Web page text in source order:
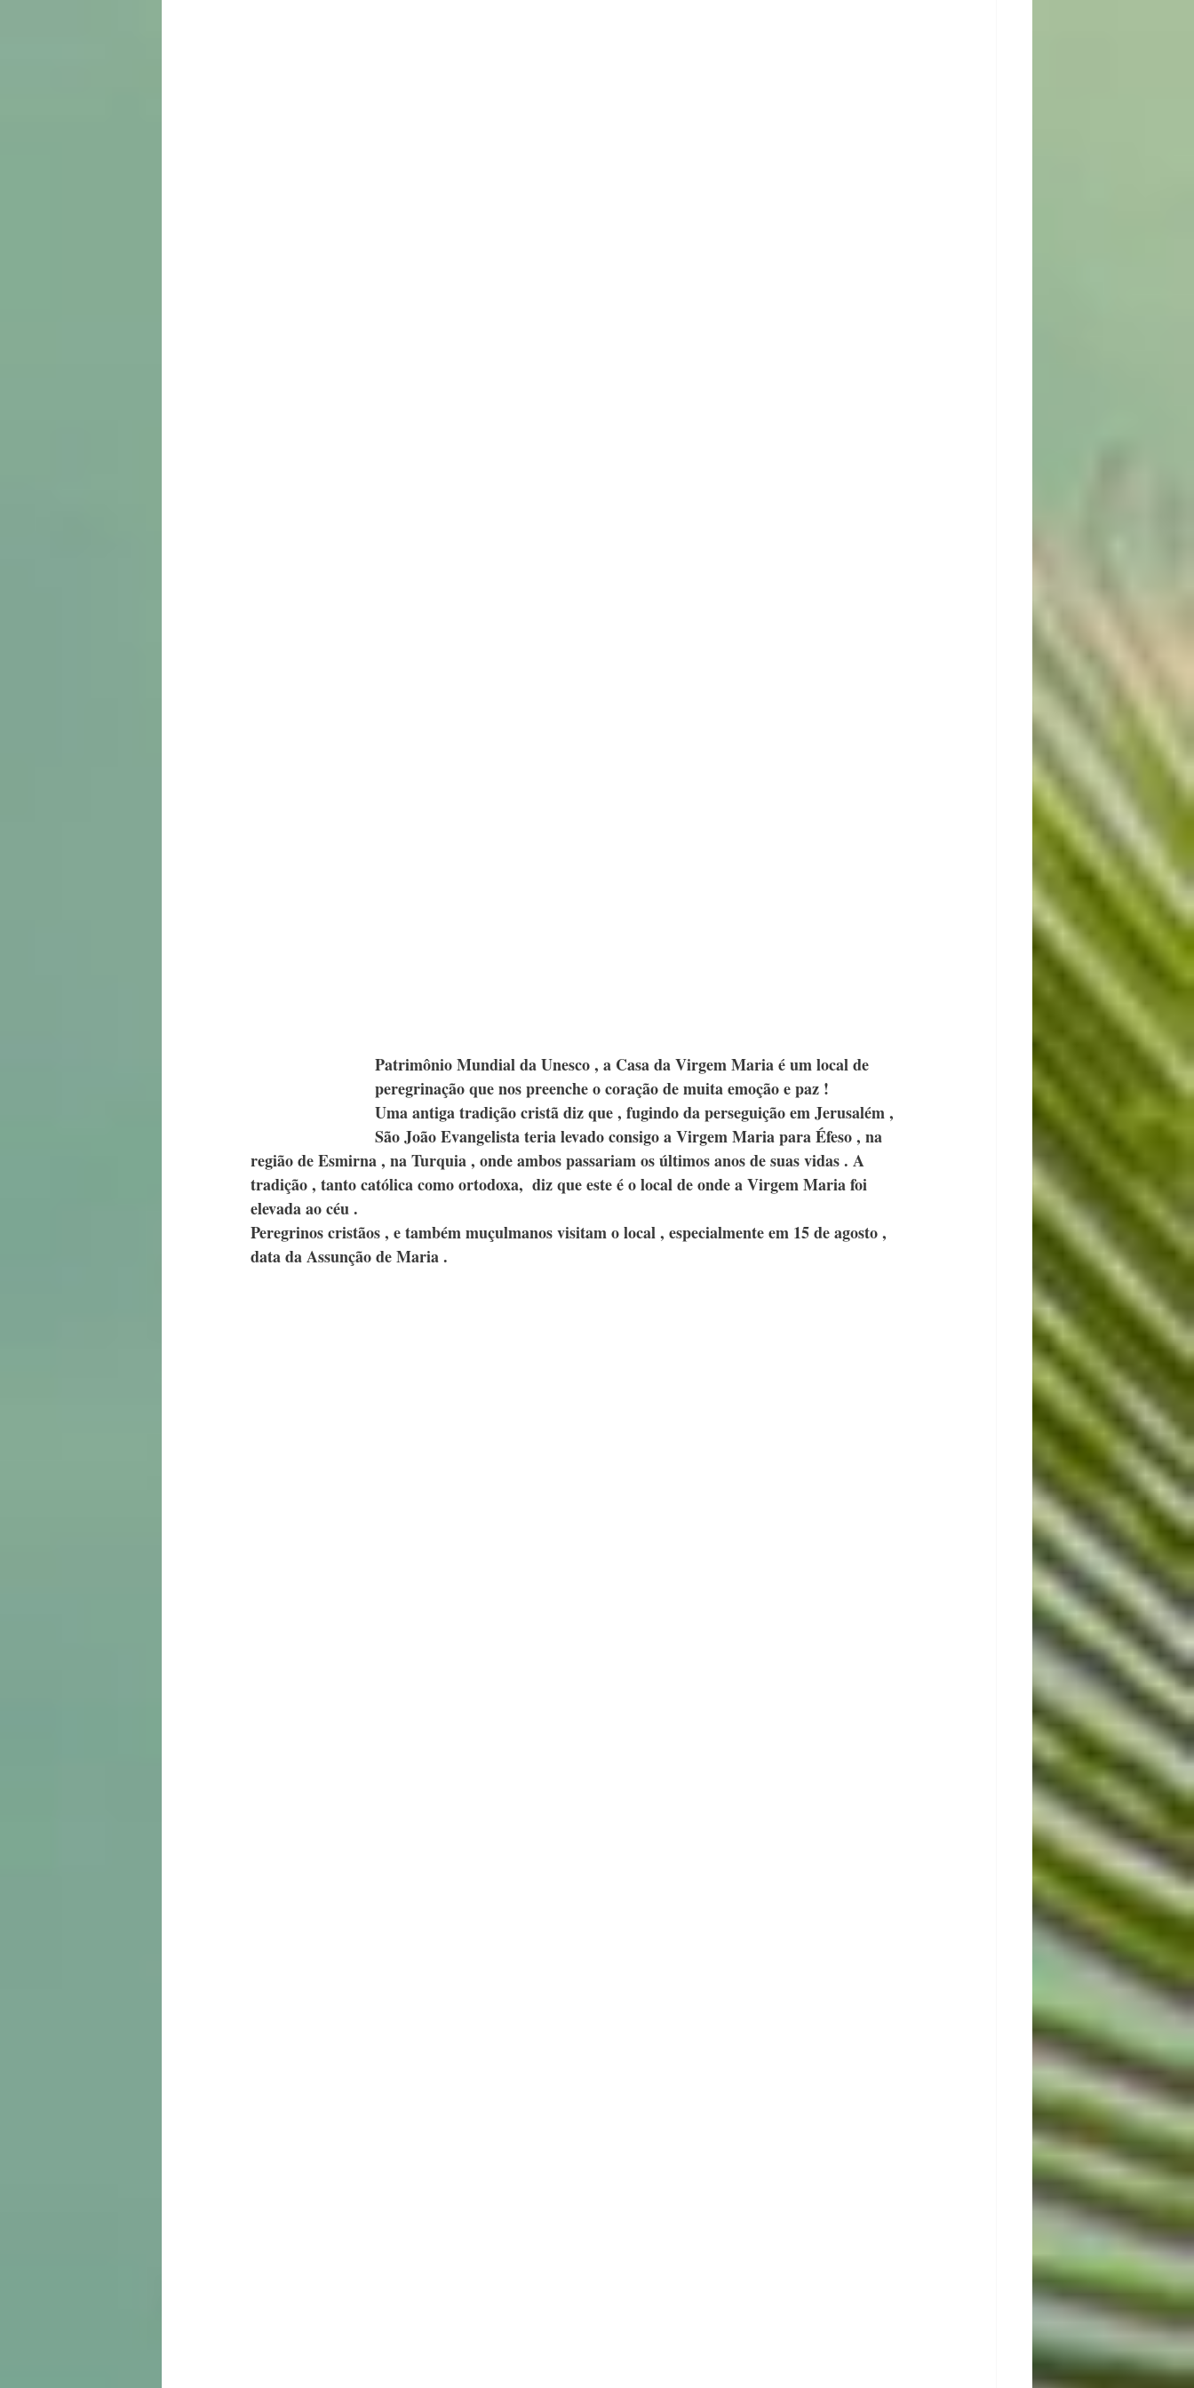
Patrimônio Mundial da Unesco , a Casa da Virgem Maria é um local de
peregrinação que nos preenche o coração de muita emoção e paz !
Uma antiga tradição cristã diz que , fugindo da perseguição em Jerusalém ,
São João Evangelista teria levado consigo a Virgem Maria para Éfeso , na
região de Esmirna , na Turquia , onde ambos passariam os últimos anos de suas vidas . A
tradição , tanto católica como ortodoxa,  diz que este é o local de onde a Virgem Maria foi
elevada ao céu .
Peregrinos cristãos , e também muçulmanos visitam o local , especialmente em 15 de agosto ,
data da Assunção de Maria .